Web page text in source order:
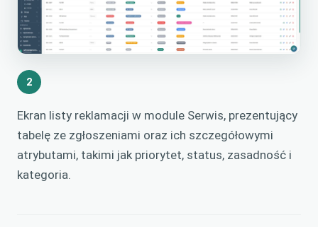
2
Ekran listy reklamacji w module Serwis, prezentujący
tabelę ze zgłoszeniami oraz ich szczegółowymi
atrybutami, takimi jak priorytet, status, zasadność i
kategoria.